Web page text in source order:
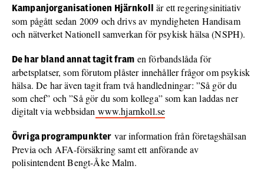
Kampanjorganisationen Hjärnkoll
är ett regeringsinitiativ
som pågått sedan 2009 och drivs av myndigheten Handisam
och nätverket Nationell samverkan för psykisk hälsa (NSPH).
De har bland annat tagit fram en förbandslåda för
arbetsplatser, som förutom plåster innehåller frågor om psykisk
hälsa. De har även tagit fram två handledningar: ”Så gör du
som chef” och ”Så gör du som kollega” som kan laddas ner
digitalt via webbsidan www.hjarnkoll.se
Övriga programpunkter var information från företagshälsan
Previa och AFA-försäkring samt ett anförande av
polisintendent Bengt-Åke Malm.